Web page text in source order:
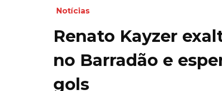
Notícias
Renato Kayzer
no Barradão e
gols